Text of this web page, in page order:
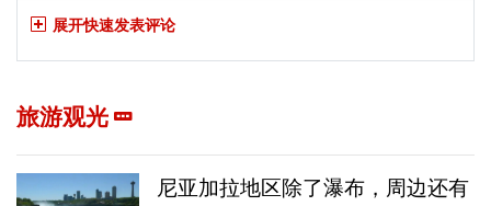
展开快速发表评论
旅游观光
尼亚加拉地区除了瀑布，周边还有